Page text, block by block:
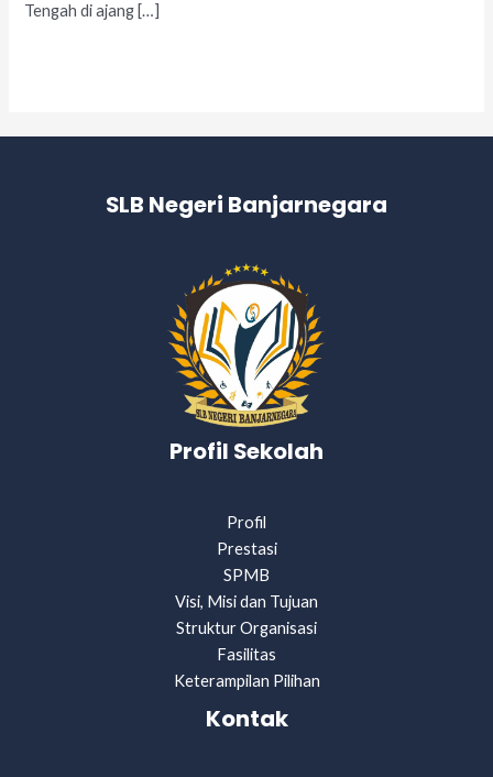
Tengah di ajang […]
SLB Negeri Banjarnegara
Profil Sekolah
Profil
Prestasi
SPMB
Visi, Misi dan Tujuan
Struktur Organisasi
Fasilitas
Keterampilan Pilihan
Kontak